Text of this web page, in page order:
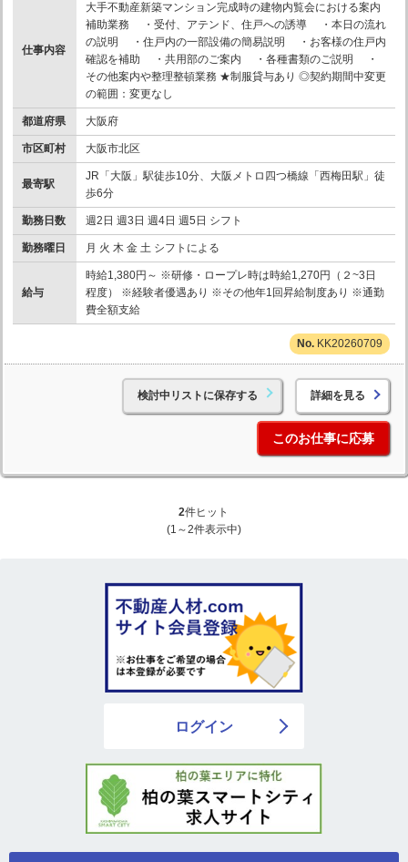
仕事内容
大手不動産新築マンション完成時の建物内覧会における案内
補助業務 ・受付、アテンド、住戸への誘導 ・本日の流れ
の説明 ・住戸内の一部設備の簡易説明 ・お客様の住戸内
確認を補助 ・共用部のご案内 ・各種書類のご説明 ・
その他案内や整理整頓業務 ★制服貸与あり ◎契約期間中変更
の範囲：変更なし
都道府県 大阪府
市区町村 大阪市北区
最寄駅
JR「大阪」駅徒歩10分、大阪メトロ四つ橋線「西梅田駅」徒
歩6分
勤務日数 週2日 週3日 週4日 週5日 シフト
勤務曜日 月 火 木 金 土 シフトによる
給与
時給1,380円～ ※研修・ロープレ時は時給1,270円（２~3日
程度） ※経験者優遇あり ※その他年1回昇給制度あり ※通勤
費全額支給
KK20260709
検討中リストに保存する 詳細を見る
このお仕事に応募
2件ヒット
(1～2件表示中)
ログイン